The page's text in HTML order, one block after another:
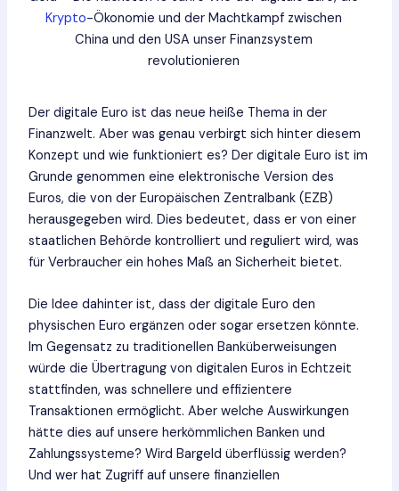
Krypto-Ökonomie und der Machtkampf zwischen
China und den USA unser Finanzsystem
revolutionieren
Der digitale Euro ist das neue heiße Thema in der
Finanzwelt. Aber was genau verbirgt sich hinter diesem
Konzept und wie funktioniert es? Der digitale Euro ist im
Grunde genommen eine elektronische Version des
Euros, die von der Europäischen Zentralbank (EZB)
herausgegeben wird. Dies bedeutet, dass er von einer
staatlichen Behörde kontrolliert und reguliert wird, was
für Verbraucher ein hohes Maß an Sicherheit bietet.
Die Idee dahinter ist, dass der digitale Euro den
physischen Euro ergänzen oder sogar ersetzen könnte.
Im Gegensatz zu traditionellen Banküberweisungen
würde die Übertragung von digitalen Euros in Echtzeit
stattfinden, was schnellere und effizientere
Transaktionen ermöglicht. Aber welche Auswirkungen
hätte dies auf unsere herkömmlichen Banken und
Zahlungssysteme? Wird Bargeld überflüssig werden?
Und wer hat Zugriff auf unsere finanziellen